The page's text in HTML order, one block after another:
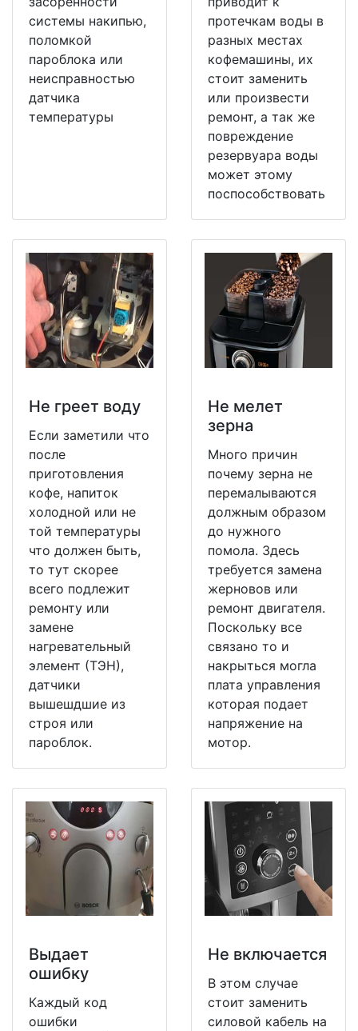
системы накипью,
поломкой
пароблока или
неисправностью
датчика
температуры
протечкам воды в
разных местах
кофемашины, их
стоит заменить
или произвести
ремонт, а так же
повреждение
резервуара воды
может этому
поспособствовать
Не греет воду
Если заметили что
после
приготовления
кофе, напиток
холодной или не
той температуры
что должен быть,
то тут скорее
всего подлежит
ремонту или
замене
нагревательный
элемент (ТЭН),
датчики
вышешдшие из
строя или
пароблок.
Не мeлет
зерна
Много причин
почему зерна не
перемалываются
должным образом
до нужного
помола. Здесь
требуется замена
жерновов или
ремонт двигателя.
Поскольку все
связано то и
накрыться могла
плата управления
которая подает
напряжение на
мотор.
Выдает
ошибку
Каждый код
ошибки
Не включается
В этом случае
стоит заменить
силовой кабель на